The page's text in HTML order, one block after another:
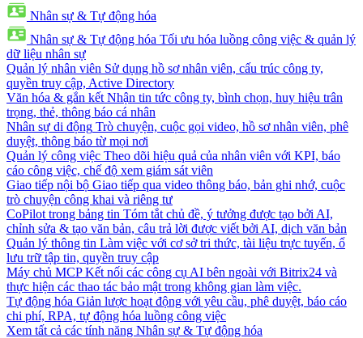
Nhân sự & Tự động hóa
Nhân sự & Tự động hóa Tối ưu hóa luồng công việc & quản lý
dữ liệu nhân sự
Quản lý nhân viên Sử dụng hồ sơ nhân viên, cấu trúc công ty,
quyền truy cập, Active Directory
Văn hóa & gắn kết Nhận tin tức công ty, bình chọn, huy hiệu trân
trọng, thẻ, thông báo cá nhân
Nhân sự di động Trò chuyện, cuộc gọi video, hồ sơ nhân viên, phê
duyệt, thông báo từ mọi nơi
Quản lý công việc Theo dõi hiệu quả của nhân viên với KPI, báo
cáo công việc, chế độ xem giám sát viên
Giao tiếp nội bộ Giao tiếp qua video thông báo, bản ghi nhớ, cuộc
trò chuyện công khai và riêng tư
CoPilot trong bảng tin Tóm tắt chủ đề, ý tưởng được tạo bởi AI,
chỉnh sửa & tạo văn bản, câu trả lời được viết bởi AI, dịch văn bản
Quản lý thông tin Làm việc với cơ sở tri thức, tài liệu trực tuyến, ổ
lưu trữ tập tin, quyền truy cập
Máy chủ MCP Kết nối các công cụ AI bên ngoài với Bitrix24 và
thực hiện các thao tác bảo mật trong không gian làm việc.
Tự động hóa Giản lược hoạt động với yêu cầu, phê duyệt, báo cáo
chi phí, RPA, tự động hóa luồng công việc
Xem tất cả các tính năng Nhân sự & Tự động hóa